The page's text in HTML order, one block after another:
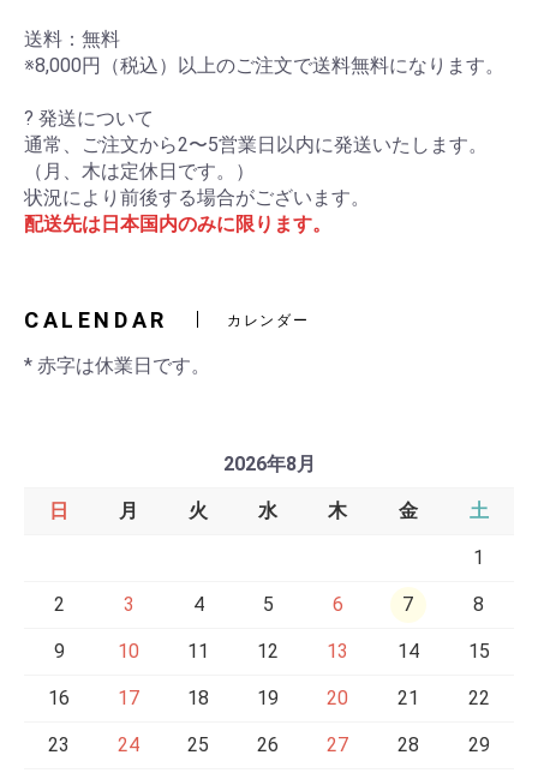
送料：無料
※8,000円（税込）以上のご注文で送料無料になります。
? 発送について
通常、ご注文から2〜5営業日以内に発送いたします。
（月、木は定休日です。）
状況により前後する場合がございます。
配送先は日本国内のみに限ります。
CALENDAR カレンダー
* 赤字は休業日です。
2026年8月
日 月 火 水 木 金 土
1
2 3 4 5 6 7 8
9 10 11 12 13 14 15
16 17 18 19 20 21 22
23 24 25 26 27 28 29